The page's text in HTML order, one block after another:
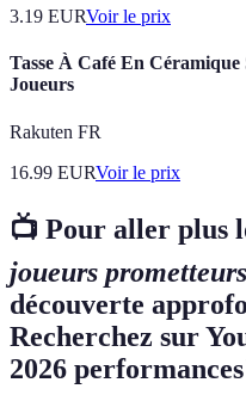
3.19 EURVoir le prix
Tasse À Café En
Joueurs
Rakuten FR
16.99 EURVoir le prix
📺 Pour aller plus
joueurs
découverte
Recherchez sur
2026